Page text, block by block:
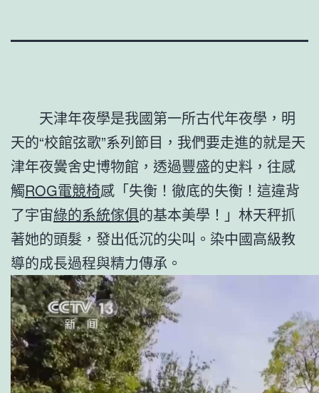
天津年夜學是我國第一所古代年夜學，明
天的“校館弦歌”系列節目，我們要走進的就是天
津年夜黌舍史博物館，透過豐盛的史料，往感
觸ROG電競椅感「失衡！徹底的失衡！這違背
了宇宙綠的系統傢俱的基本美學！」林天秤抓
著她的頭髮，發出低沉的尖叫。染中國高級教
導的成長過程與精力傳承。